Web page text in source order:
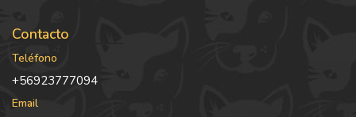
Contacto
Teléfono
+56923777094
Email